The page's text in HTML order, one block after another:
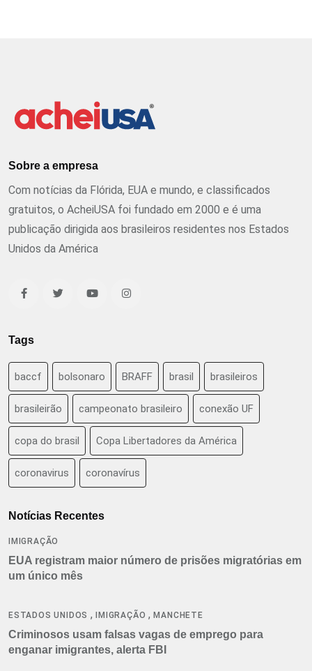
Sobre a empresa
Com notícias da Flórida, EUA e mundo, e classificados
gratuitos, o AcheiUSA foi fundado em 2000 e é uma
publicação dirigida aos brasileiros residentes nos Estados
Unidos da América
Tags
baccf bolsonaro BRAFF brasil brasileiros
brasileirão campeonato brasileiro conexão UF
copa do brasil Copa Libertadores da América
coronavirus coronavírus
Notícias Recentes
IMIGRAÇÃO
EUA registram maior número de prisões migratórias em
um único mês
ESTADOS UNIDOS ,IMIGRAÇÃO ,MANCHETE
Criminosos usam falsas vagas de emprego para
enganar imigrantes, alerta FBI